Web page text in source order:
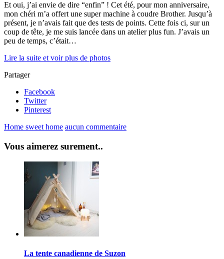
Et oui, j’ai envie de dire “enfin” ! Cet été, pour mon anniversaire,
mon chéri m’a offert une super machine à coudre Brother. Jusqu’à
présent, je n’avais fait que des tests de points. Cette fois ci, sur un
coup de tête, je me suis lancée dans un atelier plus fun. J’avais un
peu de temps, c’était…
Lire la suite et voir plus de photos
Partager
Facebook
Twitter
Pinterest
Home sweet home aucun commentaire
Vous aimerez surement..
La tente canadienne de Suzon